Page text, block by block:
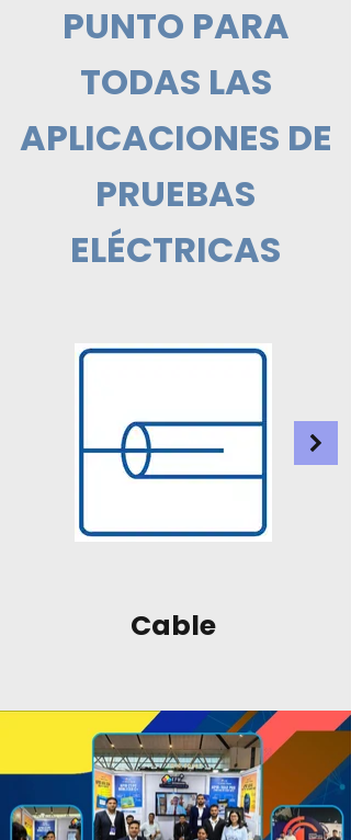
PUNTO PARA
TODAS LAS
APLICACIONES DE
PRUEBAS
ELÉCTRICAS
Cable